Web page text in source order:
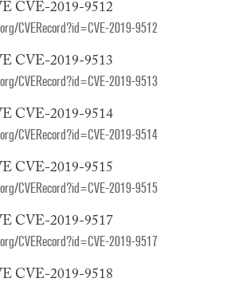
CVE-2019-9512
CVERecord?id=CVE-2019-9512
CVE-2019-9513
CVERecord?id=CVE-2019-9513
CVE-2019-9514
CVERecord?id=CVE-2019-9514
CVE-2019-9515
CVERecord?id=CVE-2019-9515
CVE-2019-9517
CVERecord?id=CVE-2019-9517
CVE-2019-9518